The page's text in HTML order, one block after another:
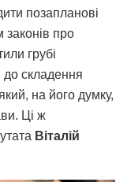
позапланові
законів про
грубі
до складення
на його думку,
Ці ж
Віталій